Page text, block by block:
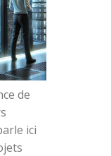
de
ici